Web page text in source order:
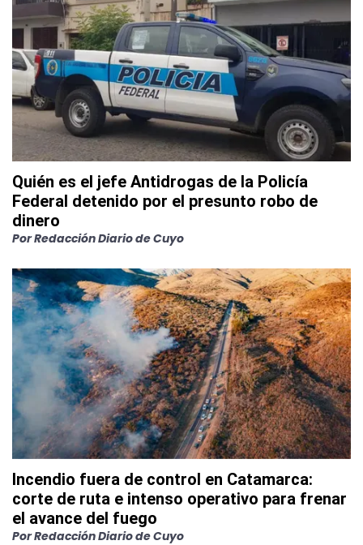
Quién es el jefe Antidrogas de la Policía
Federal detenido por el presunto robo de
dinero
PorRedacción Diario de Cuyo
Incendio fuera de control en Catamarca:
corte de ruta e intenso operativo para frenar
el avance del fuego
PorRedacción Diario de Cuyo